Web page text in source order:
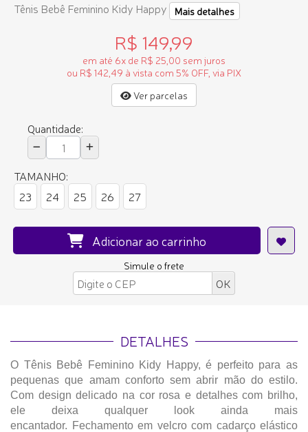
Tênis Bebê Feminino Kidy Happy Mais detalhes
R$ 149,99
em até 6x de R$ 25,00 sem juros
ou R$ 142,49 à vista com 5% OFF, via PIX
Ver parcelas
Quantidade:
TAMANHO:
23
24 25 26 27
Adicionar ao carrinho
Simule o frete
DETALHES
O Tênis Bebê Feminino Kidy Happy, é perfeito para as
pequenas que amam conforto sem abrir mão do estilo.
Com design delicado na cor rosa e detalhes com brilho,
ele deixa qualquer look ainda mais
encantador. Fechamento em velcro com cadarço elástico